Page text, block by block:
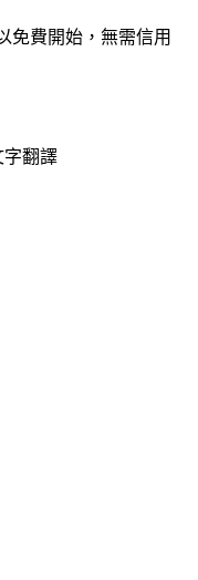
免費開始，無需信用
字翻譯